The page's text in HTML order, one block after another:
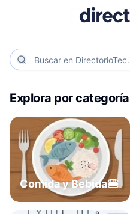
Explora por categoría
Comida y Bebida🍔